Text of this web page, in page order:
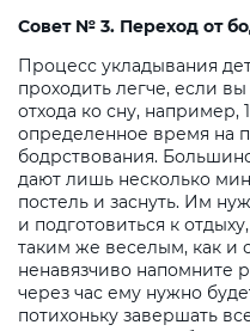
Совет № 3. Переход от
Процесс укладывания
проходить легче, если
отхода ко сну, например,
определенное время на
бодрствования.
дают лишь несколько
постель и заснуть. Им
и подготовиться к
таким же веселым, как и
ненавязчиво напомните
через час ему нужно
потихоньку завершать